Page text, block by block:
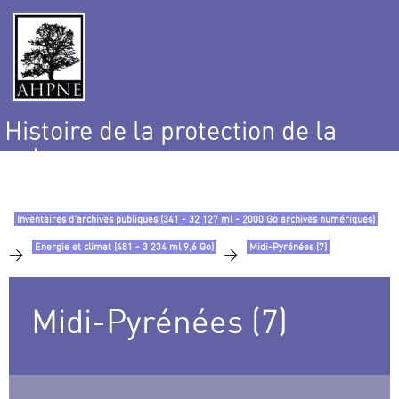
Histoire de la protection de la
nature
Inventaires d’archives publiques (341 - 32 127 ml - 2000 Go archives numériques)
> Energie et climat (481 - 3 234 ml 9,6 Go) > Midi-Pyrénées (7)
Midi-Pyrénées (7)